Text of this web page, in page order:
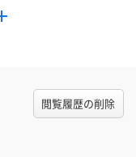
閲覧履歴の削除